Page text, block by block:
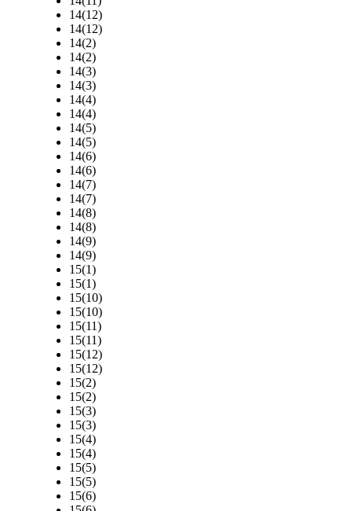
14(12)
14(12)
14(2)
14(2)
14(3)
14(3)
14(4)
14(4)
14(5)
14(5)
14(6)
14(6)
14(7)
14(7)
14(8)
14(8)
14(9)
14(9)
15(1)
15(1)
15(10)
15(10)
15(11)
15(11)
15(12)
15(12)
15(2)
15(2)
15(3)
15(3)
15(4)
15(4)
15(5)
15(5)
15(6)